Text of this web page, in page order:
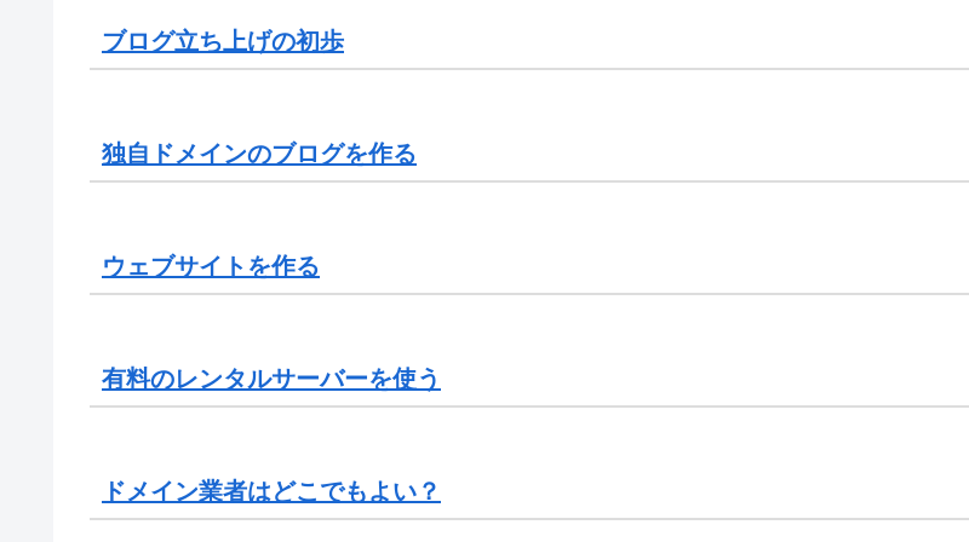
ブログ立ち上げの初歩
独自ドメインのブログを作る
ウェブサイトを作る
有料のレンタルサーバーを使う
ドメイン業者はどこでもよい？